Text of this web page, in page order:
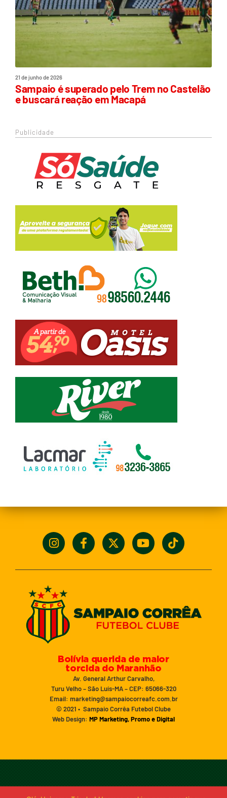
21 de junho de 2026
Sampaio é superado pelo Trem no Castelão
e buscará reação em Macapá
Publicidade
Bolívia querida de maior
torcida do Maranhão
Av. General Arthur Carvalho,
Turu Velho – São Luís-MA – CEP: 65066-320
Email: marketing@sampaiocorreafc.com.br
© 2021 • Sampaio Corrêa Futebol Clube
Web Design: MP Marketing, Promo e Digital